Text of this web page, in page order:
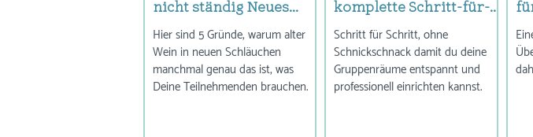
nicht ständig Neues
liefern musst, um zu
begeistern
Hier sind 5 Gründe, warum alter
Wein in neuen Schläuchen
manchmal genau das ist, was
Deine Teilnehmenden brauchen.
komplette Schritt-für-
Schritt-Anleitung
Schritt für Schritt, ohne
Schnickschnack damit du deine
Gruppenräume entspannt und
professionell einrichten kannst.